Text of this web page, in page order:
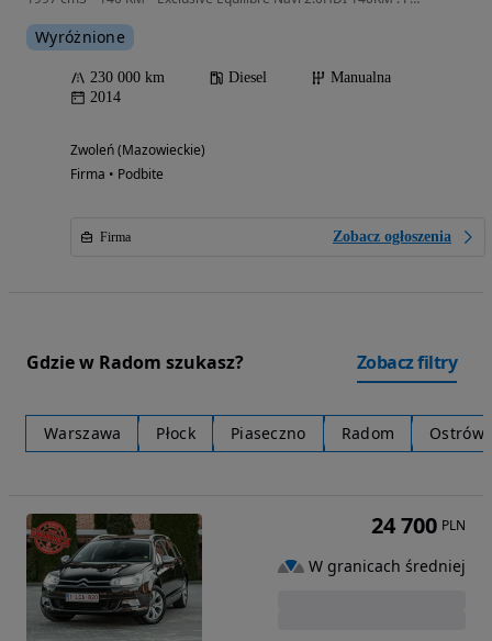
Wyróżnione
230 000 km Diesel
Manualna
2014
Zwoleń (Mazowieckie)
Firma • Podbite
Firma Zobacz ogłoszenia
Gdzie w Radom szukasz? Zobacz filtry
Warszawa Płock Piaseczno Radom Ostrów
24 700 PLN
W granicach średniej